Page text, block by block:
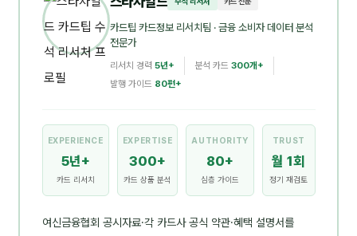
카드팁 카드정보 리서치팀 · 금융 소비자 데이터 분석
전문가
리서치 경력 5년+ 분석 카드 300개+
발행 가이드 80편+
EXPERIENCE
5년+
카드 리서치
EXPERTISE
300+
카드 상품 분석
AUTHORITY
80+
심층 가이드
TRUST
월 1회
정기 재검토
여신금융협회 공시자료·각 카드사 공식 약관·혜택 설명서를